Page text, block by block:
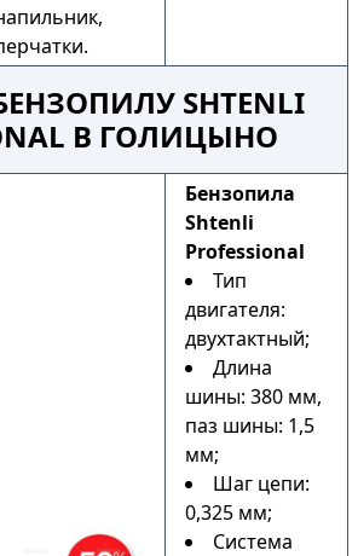
SHTENLI
В ГОЛИЦЫНО
Бензопила
Shtenli
Professional
Тип
двигателя:
двухтактный;
Длина
шины: 380 мм,
паз шины: 1,5
мм;
Шаг цепи:
0,325 мм;
Система